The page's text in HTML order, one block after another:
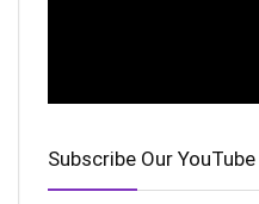
Subscribe Our